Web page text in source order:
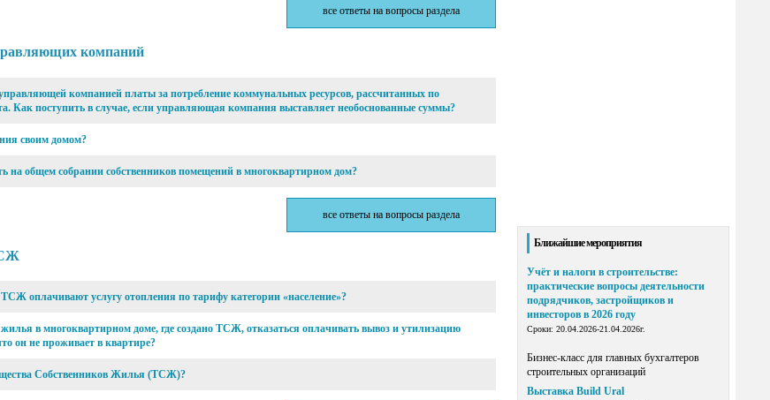
все ответы на вопросы раздела
компаний
компанией платы за потребление коммунальных ресурсов, рассчитанных по
Как поступить в случае, если управляющая компания выставляет необоснованные суммы?
своим домом?
на общем собрании собственников помещений в многоквартирном дом?
все ответы на вопросы раздела
оплачивают услугу отопления по тарифу категории «население»?
в многоквартирном доме, где создано ТСЖ, отказаться оплачивать вывоз и утилизацию
он не проживает в квартире?
Собственников Жилья (ТСЖ)?
Ближайшие мероприятия
Учёт и налоги в строительстве:
практические вопросы деятельности
подрядчиков, застройщиков и
инвесторов в 2026 году
Сроки: 20.04.2026-21.04.2026г.
Бизнес-класс для главных бухгалтеров
строительных организаций
Выставка Build Ural